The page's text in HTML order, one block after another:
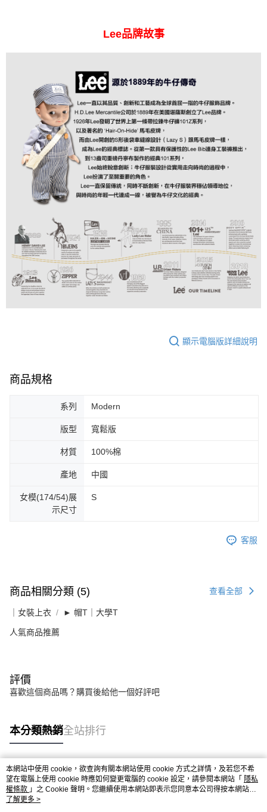
Lee品牌故事
顯示電腦版詳細說明
商品規格
系列 Modern
版型 寬鬆版
材質 100%棉
產地 中國
女模(174/54)展
示尺寸
S
客服
商品相關分類 (5) 查看全部
｜女裝上衣 ► 帽T｜大學T
人氣商品推薦
評價
喜歡這個商品嗎？購買後給他一個好評吧
本分類熱銷全站排行
熱門標籤
本網站中使用 cookie，欲查詢有關本網站使用 cookie 方式之詳情，及若您不希
望在電腦上使用 cookie 時應如何變更電腦的 cookie 設定，請參閱本網站「 隱私
權條款 」之 Cookie 聲明。您繼續使用本網站即表示您同意本公司得按本網站使
用條款之 Cookie 聲明使用 cookie。
了解更多 >